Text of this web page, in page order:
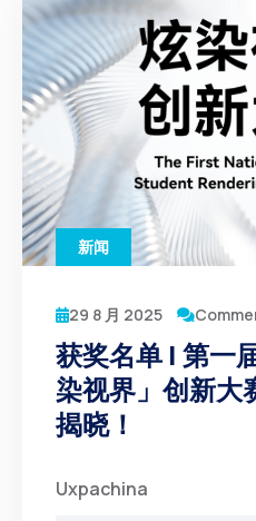
新闻
29 8 月 2025
获奖名单 | 第一
染视界」创新大
揭晓！
Uxpachina